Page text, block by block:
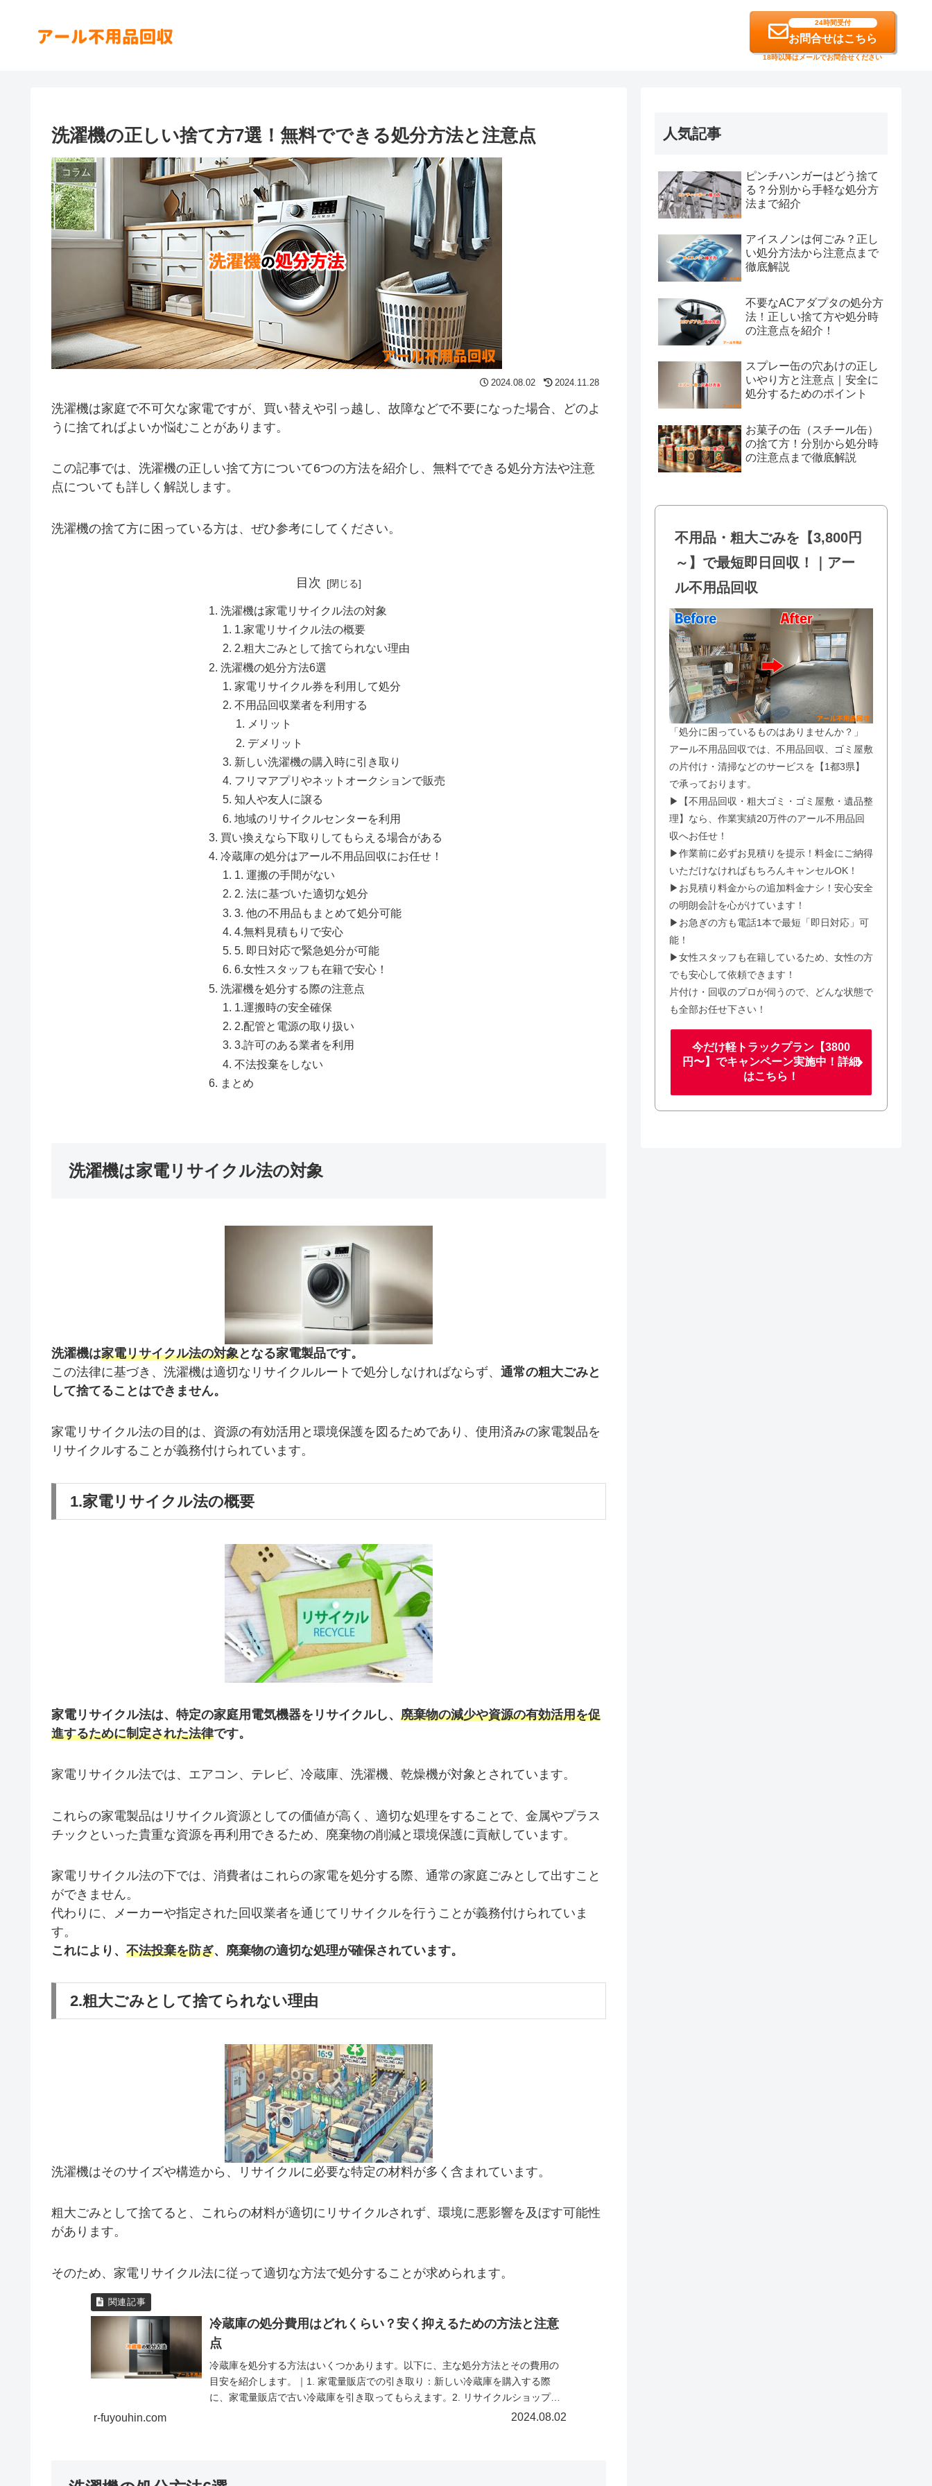
24時間受付
お問合せはこちら
18時以降はメールでお問合せください
洗濯機の正しい捨て方7選！無料でできる処分方法と注意点
コラム
2024.08.02 2024.11.28
洗濯機は家庭で不可欠な家電ですが、買い替えや引っ越し、故障などで不要になった場合、どのよ
うに捨てればよいか悩むことがあります。
この記事では、洗濯機の正しい捨て方について6つの方法を紹介し、無料でできる処分方法や注意
点についても詳しく解説します。
洗濯機の捨て方に困っている方は、ぜひ参考にしてください。
目次
洗濯機は家電リサイクル法の対象
1.家電リサイクル法の概要
2.粗大ごみとして捨てられない理由
洗濯機の処分方法6選
家電リサイクル券を利用して処分
不用品回収業者を利用する
メリット
デメリット
新しい洗濯機の購入時に引き取り
フリマアプリやネットオークションで販売
知人や友人に譲る
地域のリサイクルセンターを利用
買い換えなら下取りしてもらえる場合がある
冷蔵庫の処分はアール不用品回収にお任せ！
1. 運搬の手間がない
2. 法に基づいた適切な処分
3. 他の不用品もまとめて処分可能
4.無料見積もりで安心
5. 即日対応で緊急処分が可能
6.女性スタッフも在籍で安心！
洗濯機を処分する際の注意点
1.運搬時の安全確保
2.配管と電源の取り扱い
3.許可のある業者を利用
不法投棄をしない
まとめ
洗濯機は家電リサイクル法の対象
洗濯機は家電リサイクル法の対象となる家電製品です。
この法律に基づき、洗濯機は適切なリサイクルルートで処分しなければならず、 通常の粗大ごみと
して捨てることはできません。
家電リサイクル法の目的は、資源の有効活用と環境保護を図るためであり、使用済みの家電製品を
リサイクルすることが義務付けられています。
1.家電リサイクル法の概要
家電リサイクル法は、特定の家庭用電気機器をリサイクルし、 廃棄物の減少や資源の有効活用を促
進するために制定された法律です。
家電リサイクル法では、エアコン、テレビ、冷蔵庫、洗濯機、乾燥機が対象とされています。
これらの家電製品はリサイクル資源としての価値が高く、適切な処理をすることで、金属やプラス
チックといった貴重な資源を再利用できるため、廃棄物の削減と環境保護に貢献しています。
家電リサイクル法の下では、消費者はこれらの家電を処分する際、通常の家庭ごみとして出すこと
ができません。
代わりに、メーカーや指定された回収業者を通じてリサイクルを行うことが義務付けられていま
す。
これにより、 不法投棄を防ぎ、廃棄物の適切な処理が確保されています。
2.粗大ごみとして捨てられない理由
洗濯機はそのサイズや構造から、リサイクルに必要な特定の材料が多く含まれています。
粗大ごみとして捨てると、これらの材料が適切にリサイクルされず、環境に悪影響を及ぼす可能性
があります。
そのため、家電リサイクル法に従って適切な方法で処分することが求められます。
冷蔵庫の処分費用はどれくらい？安く抑えるための方法と注意
点
冷蔵庫を処分する方法はいくつかあります。以下に、主な処分方法とその費用の
目安を紹介します。｜1. 家電量販店での引き取り：新しい冷蔵庫を購入する際
に、家電量販店で古い冷蔵庫を引き取ってもらえます。2. リサイクルショップや
中古品店に売却：まだ使用可能な冷蔵庫であれば、リサイクルショップや中古品
収業者は、電話1本で自宅まで冷蔵庫を引き取りに来てくれるため、運搬の手間が
r-fuyouhin.com 2024.08.02
人気記事
ピンチハンガーはどう捨て
る？分別から手軽な処分方
法まで紹介
アイスノンは何ごみ？正し
い処分方法から注意点まで
徹底解説
不要なACアダプタの処分方
法！正しい捨て方や処分時
の注意点を紹介！
スプレー缶の穴あけの正し
いやり方と注意点｜安全に
処分するためのポイント
お菓子の缶（スチール缶）
の捨て方！分別から処分時
の注意点まで徹底解説
不用品・粗大ごみを【3,800円
～】で最短即日回収！｜アー
ル不用品回収
「処分に困っているものはありませんか？」
アール不用品回収では、不用品回収、ゴミ屋敷
の片付け・清掃などのサービスを【1都3県】
で承っております。
▶【不用品回収・粗大ゴミ・ゴミ屋敷・遺品整
理】なら、作業実績20万件のアール不用品回
収へお任せ！
▶作業前に必ずお見積りを提示！料金にご納得
いただけなければもちろんキャンセルOK！
▶お見積り料金からの追加料金ナシ！安心安全
の明朗会計を心がけています！
▶お急ぎの方も電話1本で最短「即日対応」可
能！
▶女性スタッフも在籍しているため、女性の方
でも安心して依頼できます！
片付け・回収のプロが伺うので、どんな状態で
も全部お任せ下さい！
今だけ軽トラックプラン【3800
円〜】でキャンペーン実施中！詳細
はこちら！